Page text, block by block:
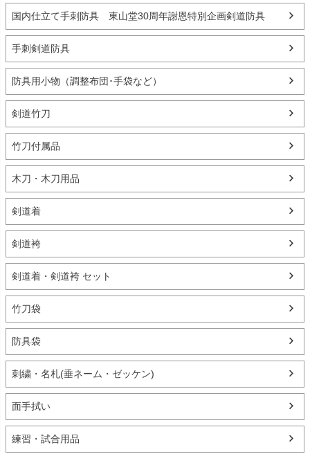
国内仕立て手刺防具 東山堂30周年謝恩特別企画剣道防具
手刺剣道防具
防具用小物（調整布団･手袋など）
剣道竹刀
竹刀付属品
木刀・木刀用品
剣道着
剣道袴
剣道着・剣道袴 セット
竹刀袋
防具袋
刺繍・名札(垂ネーム・ゼッケン)
面手拭い
練習・試合用品